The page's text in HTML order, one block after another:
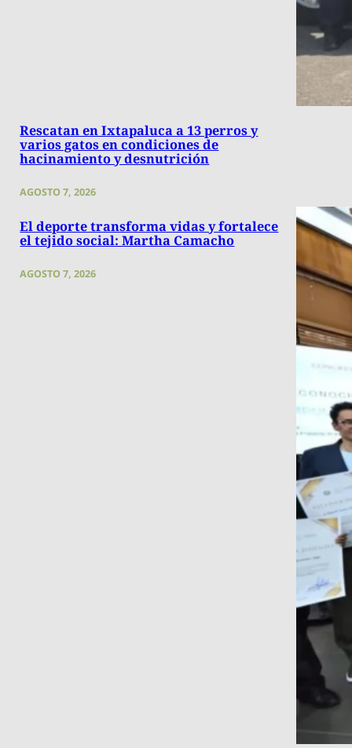
Rescatan en Ixtapaluca a 13 perros y
varios gatos en condiciones de
hacinamiento y desnutrición
AGOSTO 7, 2026
El deporte transforma vidas y fortalece
el tejido social: Martha Camacho
AGOSTO 7, 2026